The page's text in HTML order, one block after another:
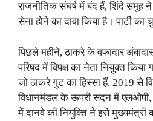
राजनीतिक संघर्ष में बंद हैं, शिंदे समूह
सेना होने का दावा किया है। पार्टी का
पिछले महीने, ठाकरे के वफादार
परिषद में विपक्ष का नेता नियुक्त किया
जो ठाकरे गुट का हिस्सा हैं, 2019 से
विधानमंडल के ऊपरी सदन में
में दानवे की नियुक्ति ने इसे मुख्यमंत्री